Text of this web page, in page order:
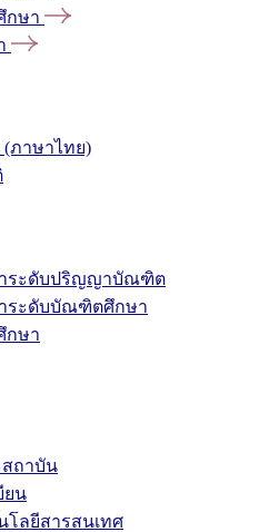
กษา
ภาษาไทย)
าระดับปริญญาบัณฑิต
ระดับบัณฑิตศึกษา
กษา
ถาบัน
ยน
โลยีสารสนเทศ